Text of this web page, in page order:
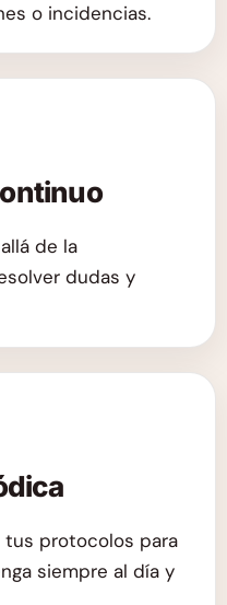
o incidencias.
de la
dudas y
tus protocolos para
siempre al día y